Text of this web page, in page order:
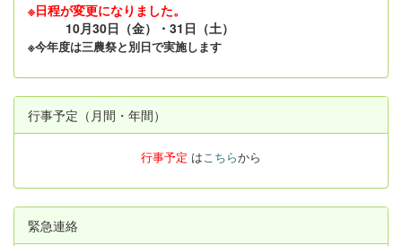
※日程が変更になりました。
10月30日（金）・31日（土）
※今年度は三農祭と別日で実施します
行事予定（月間・年間）
行事予定 はこちらから
緊急連絡